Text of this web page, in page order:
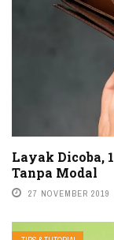
Layak Dicoba,
Tanpa Modal
27 NOVEMBER 2019